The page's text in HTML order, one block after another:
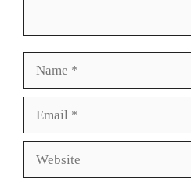
Name
Email
Website